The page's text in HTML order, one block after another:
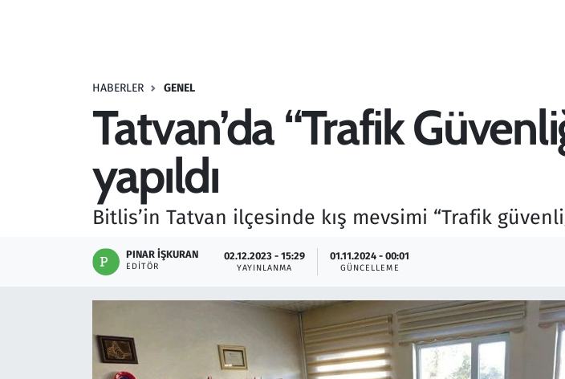
HABERLER GENEL
Tatvan’da “Trafik
yapıldı
Bitlis’in Tatvan ilçesinde kış mevsimi “Trafik
PINAR İŞKURAN
EDITÖR
02.12.2023 - 15:29
YAYINLANMA
01.11.2024 - 00:01
GÜNCELLEME
Seçim 2023